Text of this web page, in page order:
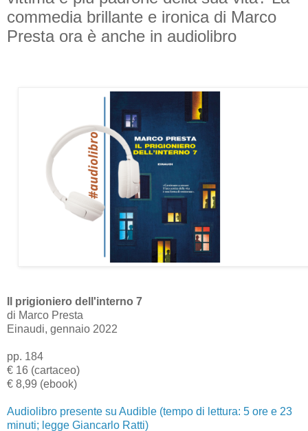
commedia brillante e ironica di Marco
Presta ora è anche in audiolibro
Il prigioniero dell'interno 7
di Marco Presta
Einaudi, gennaio 2022
pp. 184
€ 16 (cartaceo)
€ 8,99 (ebook)
Audiolibro presente su Audible (tempo di lettura: 5 ore e 23
minuti; legge Giancarlo Ratti)